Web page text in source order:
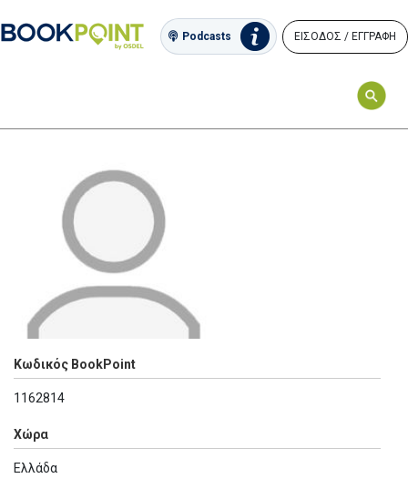
Podcasts ΕΙΣΟΔΟΣ / ΕΓΓΡΑΦΗ
Κωδικός BookPoint
1162814
Χώρα
Ελλάδα